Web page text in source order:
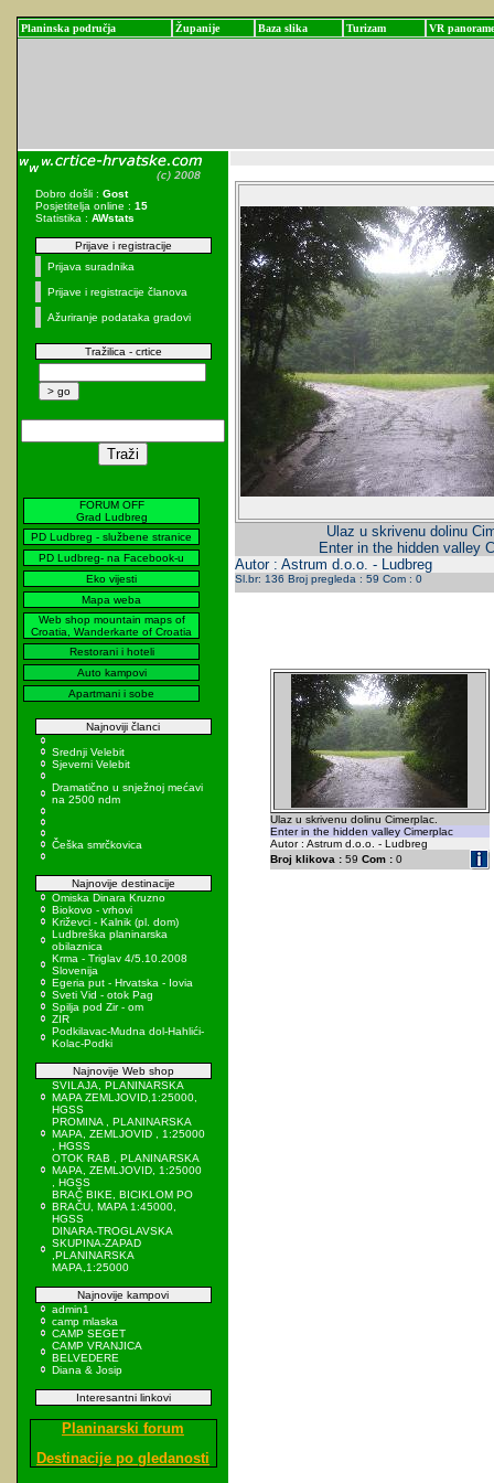
Planinska područja Županije Baza slika Turizam VR panorame
Dobro došli : Gost
Posjetitelja online : 15
Statistika : AWstats
Prijave i registracije
Prijava suradnika
Prijave i registracije članova
Ažuriranje podataka gradovi
Tražilica - crtice
FORUM OFF
Grad Ludbreg
PD Ludbreg - službene stranice
PD Ludbreg- na Facebook-u
Eko vijesti
Mapa weba
Web shop mountain maps of
Croatia, Wanderkarte of Croatia
Restorani i hoteli
Auto kampovi
Apartmani i sobe
Najnoviji članci
Srednji Velebit
Sjeverni Velebit
Dramatično u snježnoj mećavi
na 2500 ndm
Češka smrčkovica
Najnovije destinacije
Omiska Dinara Kruzno
Biokovo - vrhovi
Križevci - Kalnik (pl. dom)
Ludbreška planinarska
obilaznica
Krma - Triglav 4/5.10.2008
Slovenija
Egeria put - Hrvatska - Iovia
Sveti Vid - otok Pag
Spilja pod Zir - om
ZIR
Podkilavac-Mudna dol-Hahlići-
Kolac-Podki
Najnovije Web shop
SVILAJA, PLANINARSKA
MAPA ZEMLJOVID,1:25000,
HGSS
PROMINA , PLANINARSKA
MAPA, ZEMLJOVID , 1:25000
, HGSS
OTOK RAB , PLANINARSKA
MAPA, ZEMLJOVID, 1:25000
, HGSS
BRAČ BIKE, BICIKLOM PO
BRAČU, MAPA 1:45000,
HGSS
DINARA-TROGLAVSKA
SKUPINA-ZAPAD
,PLANINARSKA
MAPA,1:25000
Najnovije kampovi
admin1
camp mlaska
CAMP SEGET
CAMP VRANJICA
BELVEDERE
Diana & Josip
Interesantni linkovi
Planinarski forum
Destinacije po gledanosti
Ulaz u skrivenu dolinu
Enter in the hidden valley
Autor : Astrum d.o.o. - Ludbreg
Sl.br: 136 Broj pregleda : 59 Com : 0
Ulaz u skrivenu dolinu Cimerplac.
Enter in the hidden valley Cimerplac
Autor : Astrum d.o.o. - Ludbreg
Broj klikova :59 Com :0